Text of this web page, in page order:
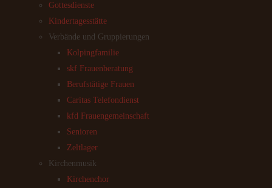
Gottesdienste
Kindertagesstätte
Verbände und Gruppierungen
Kolpingfamilie
skf Frauenberatung
Berufstätige Frauen
Caritas Telefondienst
kfd Frauengemeinschaft
Senioren
Zeltlager
Kirchenmusik
Kirchenchor